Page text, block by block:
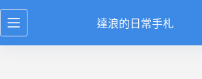
跳
至
達浪的日常手札